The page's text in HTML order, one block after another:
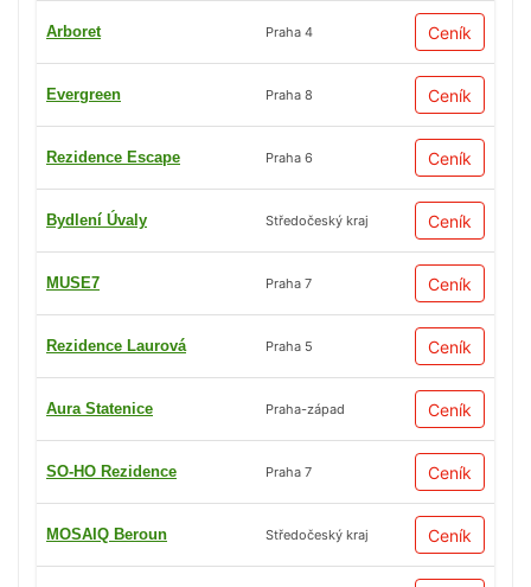
Arboret Praha 4 Ceník
Evergreen Praha 8 Ceník
Rezidence Escape Praha 6 Ceník
Bydlení Úvaly Středočeský kraj Ceník
MUSE7 Praha 7 Ceník
Rezidence Laurová Praha 5 Ceník
Aura Statenice Praha-západ Ceník
SO-HO Rezidence Praha 7 Ceník
MOSAIQ Beroun Středočeský kraj Ceník